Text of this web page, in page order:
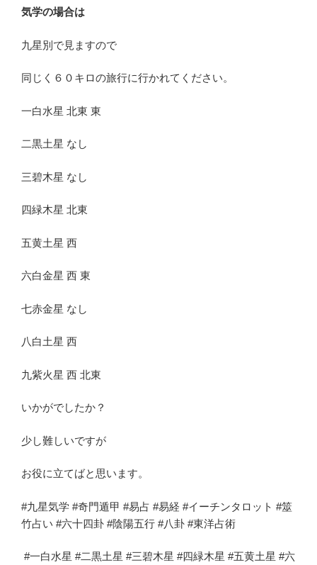
気学の場合は
九星別で見ますので
同じく６０キロの旅行に行かれてください。
一白水星 北東 東
二黒土星 なし
三碧木星 なし
四緑木星 北東
五黄土星 西
六白金星 西 東
七赤金星 なし
八白土星 西
九紫火星 西 北東
いかがでしたか？
少し難しいですが
お役に立てばと思います。
#九星気学 #奇門遁甲 #易占 #易経 #イーチンタロット #筮
竹占い #六十四卦 #陰陽五行 #八卦 #東洋占術
#一白水星 #二黒土星 #三碧木星 #四緑木星 #五黄土星 #六